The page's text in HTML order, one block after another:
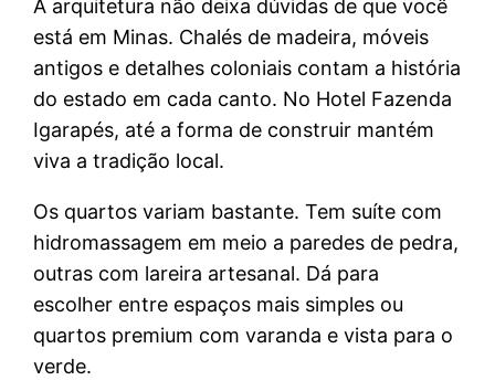
A arquitetura não deixa dúvidas de que você
está em Minas. Chalés de madeira, móveis
antigos e detalhes coloniais contam a história
do estado em cada canto. No Hotel Fazenda
Igarapés, até a forma de construir mantém
viva a tradição local.
Os quartos variam bastante. Tem suíte com
hidromassagem em meio a paredes de pedra,
outras com lareira artesanal. Dá para
escolher entre espaços mais simples ou
quartos premium com varanda e vista para o
verde.